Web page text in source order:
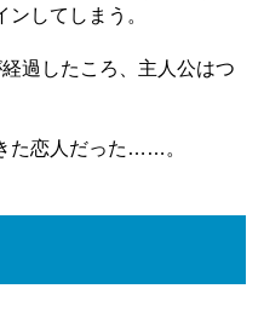
してしまう。
過したころ、主人公はつ
た恋人だった……。